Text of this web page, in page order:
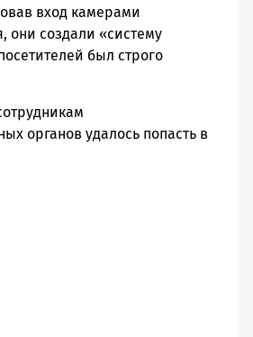
вход камерами
они создали «систему
был строго
органов удалось попасть в